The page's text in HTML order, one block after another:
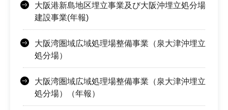
大阪港新島地区埋立事業及び大阪沖埋立処分場
建設事業(年報)
大阪湾圏域広域処理場整備事業（泉大津沖埋立
処分場）
大阪湾圏域広域処理場整備事業（泉大津沖埋立
処分場）（年報）